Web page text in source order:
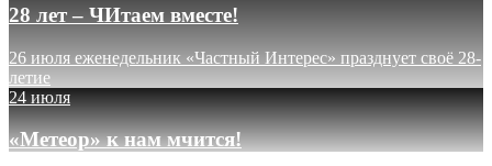
28 лет – ЧИтаем вместе!
26 июля еженедельник «Частный Интерес» празднует своё 28-
летие
24 июля
«Метеор» к нам мчится!